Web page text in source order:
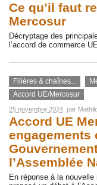
Ce qu’il faut
Mercosur
Décryptage des
l’accord de commerce
Filières & chaînes...
Accord UE/Mercosur
25 novembre 2024 , par
Accord UE
engagements
l’Assemblée
En réponse à la